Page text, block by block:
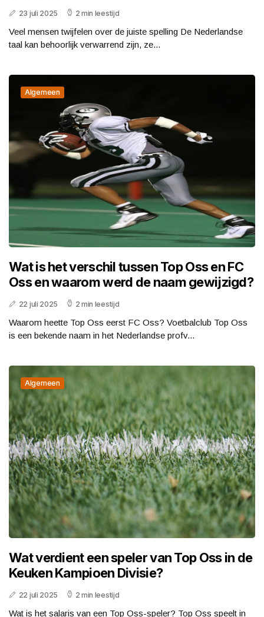
23 juli 2025 2 min leestijd
Veel mensen twijfelen over de juiste spelling De Nederlandse
taal kan behoorlijk verwarrend zijn, ze...
Algemeen
Wat is het verschil tussen Top Oss en FC
Oss en waarom werd de naam gewijzigd?
22 juli 2025 2 min leestijd
Waarom heette Top Oss eerst FC Oss? Voetbalclub Top Oss
is een bekende naam in het Nederlandse profv...
Algemeen
Wat verdient een speler van Top Oss in de
Keuken Kampioen Divisie?
22 juli 2025 2 min leestijd
Wat is het salaris van een Top Oss-speler? Top Oss speelt in